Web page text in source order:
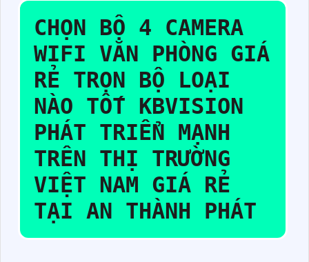
CHỌN BỘ 4 CAMERA
WIFI VĂN PHÒNG GIÁ
RẺ TRỌN BỘ LOẠI
NÀO TỐT KBVISION
PHÁT TRIỂN MẠNH
TRÊN THỊ TRƯỜNG
VIỆT NAM GIÁ RẺ
TẠI AN THÀNH PHÁT